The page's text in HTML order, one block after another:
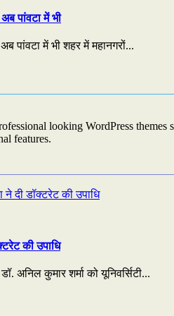
पांवटा में भी
पांवटा में भी शहर में महानगरों...
looking WordPress
features.
की उपाधि
अनिल कुमार शर्मा को यूनिवर्सिटी...